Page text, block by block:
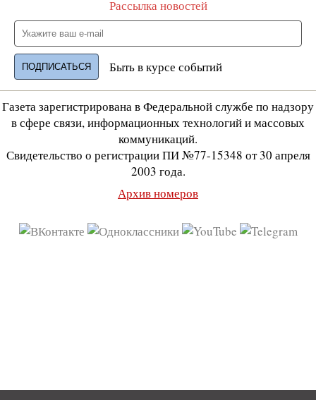
Рассылка новостей
Быть в курсе событий
Газета зарегистрирована в Федеральной службе по надзору
в сфере связи, информационных технологий и массовых
коммуникаций.
Свидетельство о регистрации ПИ №77-15348 от 30 апреля
2003 года.
Архив номеров